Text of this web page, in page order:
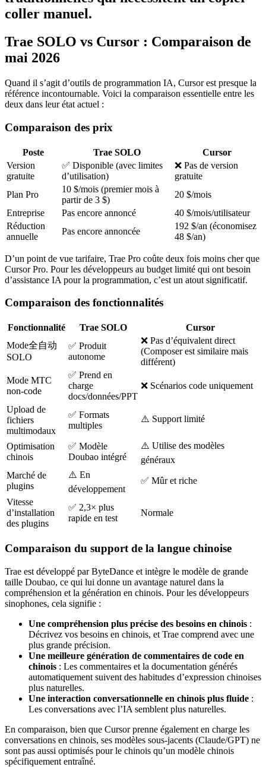
coller manuel.
Trae SOLO vs Cursor : Comparaison de
mai 2026
Quand il s’agit d’outils de programmation IA, Cursor est presque la
référence incontournable. Voici la comparaison essentielle entre les
deux dans leur état actuel :
Comparaison des prix
Poste Trae SOLO
Cursor
Version
gratuite
✅ Disponible (avec limites
d’utilisation)
❌ Pas de version
gratuite
Plan Pro
10 $/mois (premier mois à
partir de 3 $)
20 $/mois
Entreprise
Pas encore annoncé
40 $/mois/utilisateur
Réduction
annuelle
Pas encore annoncée
192 $/an (économisez
48 $/an)
D’un point de vue tarifaire, Trae Pro coûte deux fois moins cher que
Cursor Pro. Pour les développeurs au budget limité qui ont besoin
d’assistance IA pour la programmation, c’est un atout significatif.
Comparaison des fonctionnalités
Fonctionnalité Trae SOLO
Cursor
Mode全自动
SOLO
✅ Produit
autonome
❌ Pas d’équivalent direct
(Composer est similaire mais
différent)
Mode MTC
non-code
✅ Prend en
charge
docs/données/PPT
❌ Scénarios code uniquement
Upload de
fichiers
multimodaux
✅ Formats
multiples
⚠️ Support limité
Optimisation
chinois
✅ Modèle
Doubao intégré
⚠️ Utilise des modèles
généraux
Marché de
plugins
⚠️ En
développement
✅ Mûr et riche
Vitesse
d’installation
des plugins
✅ 2,3× plus
rapide en test
Normale
Comparaison du support de la langue chinoise
Trae est développé par ByteDance et intègre le modèle de grande
taille Doubao, ce qui lui donne un avantage naturel dans la
compréhension et la génération en chinois. Pour les développeurs
sinophones, cela signifie :
Une compréhension plus précise des besoins en chinois :
Décrivez vos besoins en chinois, et Trae comprend avec une
plus grande précision.
Une meilleure génération de commentaires de code en
chinois : Les commentaires et la documentation générés
automatiquement suivent des habitudes d’expression chinoises
plus naturelles.
Une interaction conversationnelle en chinois plus fluide :
Les conversations avec l’IA semblent plus naturelles.
En comparaison, bien que Cursor prenne également en charge les
conversations en chinois, ses modèles sous-jacents (Claude/GPT) ne
sont pas aussi optimisés pour le chinois qu’un modèle chinois
spécifiquement entraîné.